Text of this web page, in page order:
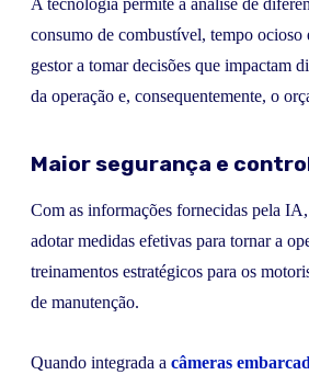
A tecnologia permite a análise de
consumo de combustível, tempo ocioso
gestor a tomar decisões que impactam
da operação e, consequentemente, o
Maior segurança e
Com as informações fornecidas pela
adotar medidas efetivas para tornar a
treinamentos estratégicos para os
de manutenção.
Quando integrada a câmeras